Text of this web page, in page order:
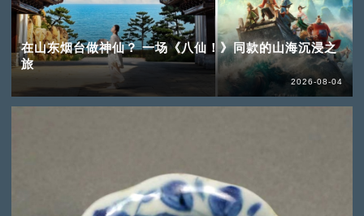
在山东烟台做神仙？ 一场《八仙！》同款的山海沉浸之
旅
2026-08-04